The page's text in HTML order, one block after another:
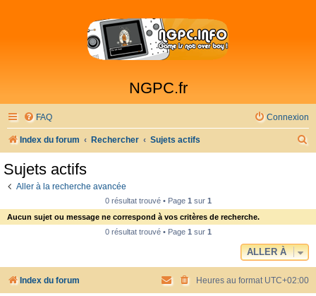
NGPC.fr
FAQ Connexion
Index du forum Rechercher Sujets actifs
h
Sujets actifs
Aller à la recherche avancée
0 résultat trouvé • Page 1sur 1
Aucun sujet ou message ne correspond à vos critères de recherche.
0 résultat trouvé • Page 1sur 1
ALLER À
Index du forum Heures au format UTC+02:00